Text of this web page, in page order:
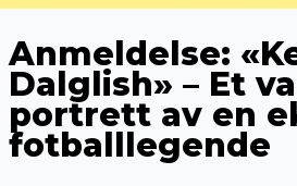
Anmeldelse:
Dalglish» – Et
portrett av en
fotballlegende